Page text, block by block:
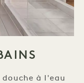
douche à l'eau